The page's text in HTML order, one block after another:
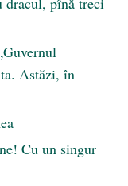
Astăzi, în
Cu un singur